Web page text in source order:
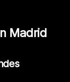
Madrid